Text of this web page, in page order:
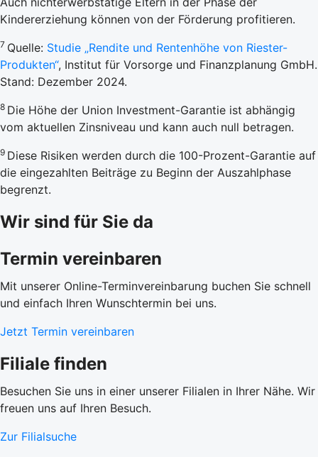
Kindererziehung können von der Förderung profitieren.
7 Quelle: Studie „Rendite und Rentenhöhe von Riester-
Produkten“, Institut für Vorsorge und Finanzplanung GmbH.
Stand: Dezember 2024.
8 Die Höhe der Union Investment-Garantie ist abhängig
vom aktuellen Zinsniveau und kann auch null betragen.
9 Diese Risiken werden durch die 100-Prozent-Garantie auf
die eingezahlten Beiträge zu Beginn der Auszahlphase
begrenzt.
Wir sind für Sie da
Termin vereinbaren
Mit unserer Online-Terminvereinbarung buchen Sie schnell
und einfach Ihren Wunschtermin bei uns.
Jetzt Termin vereinbaren
Filiale finden
Besuchen Sie uns in einer unserer Filialen in Ihrer Nähe. Wir
freuen uns auf Ihren Besuch.
Zur Filialsuche